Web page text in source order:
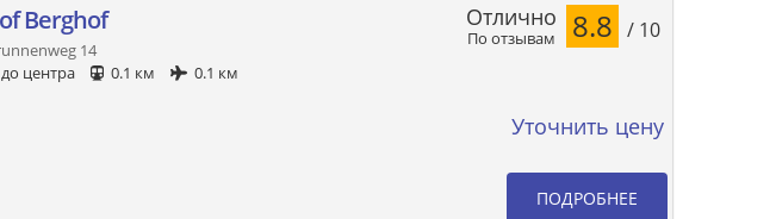
Berghof
14
центра
0.1 км 0.1 км
По отзывам
Отлично 8.8 / 10
Уточнить цену
ПОДРОБНЕЕ